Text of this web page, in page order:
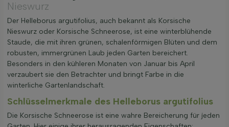
Nieswurz
Der Helleborus argutifolius, auch bekannt als Korsische
Nieswurz oder Korsische Schneerose, ist eine winterblühende
Staude, die mit ihren grünen, schalenförmigen Blüten und dem
robusten, immergrünen Laub jeden Garten bereichert.
Besonders in den kühleren Monaten von Januar bis April
verzaubert sie den Betrachter und bringt Farbe in die
winterliche Gartenlandschaft.
Schlüsselmerkmale des Helleborus argutifolius
Die Korsische Schneerose ist eine wahre Bereicherung für jeden